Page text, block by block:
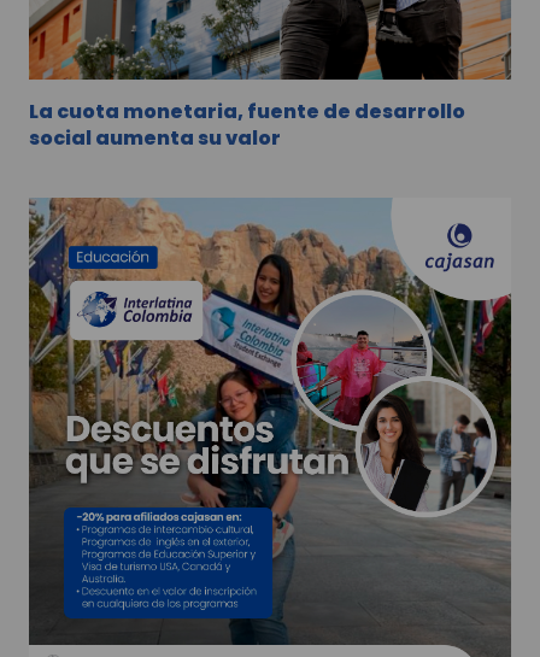
La cuota monetaria, fuente de desarrollo
social aumenta su valor